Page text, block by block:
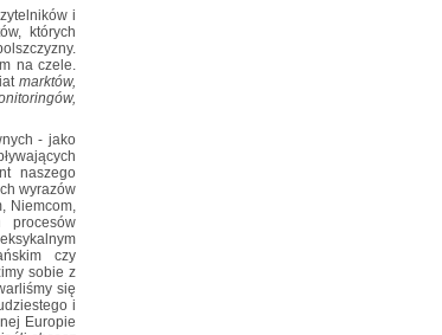
i
których
na czele.
marktów,
- jako
naszego
wyrazów
Niemcom,
czy
sobie z
się
i
Europie